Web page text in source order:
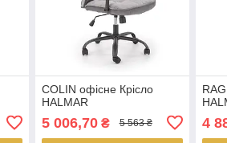
COLIN офісне Крісло
HALMAR
5 006,70₴ 5 563 ₴ 4